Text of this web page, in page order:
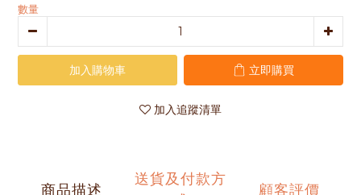
數量
加入購物車 立即購買
加入追蹤清單
商品描述
送貨及付款方
顧客評價